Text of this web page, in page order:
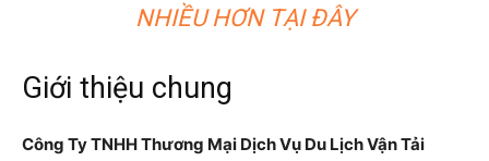
NHIỀU HƠN TẠI ĐÂY
Giới thiệu chung
Công Ty TNHH Thương Mại Dịch Vụ Du Lịch Vận Tải